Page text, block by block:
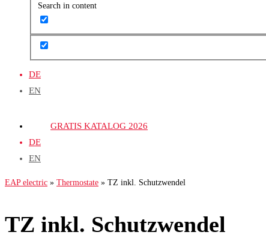
Search in content
DE
EN
GRATIS KATALOG 2026
DE
EN
EAP electric » Thermostate » TZ inkl. Schutzwendel
TZ inkl. Schutzwendel